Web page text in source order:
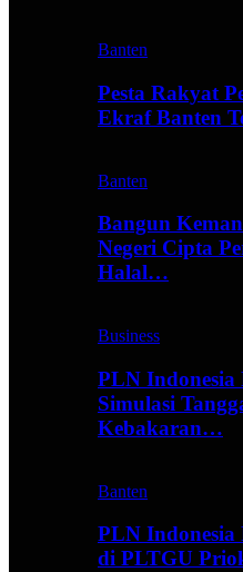
Banten
Pesta Rakyat
Ekraf Banten
Banten
Bangun
Negeri Cipta
Halal…
Business
PLN Indonesia
Simulasi
Kebakaran…
Banten
PLN Indonesia
di PLTGU